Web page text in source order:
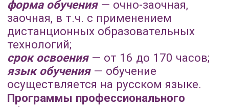
Информация об обучении
Дополнительные
общеобразовательные
общеразвивающие программы:
Форма обучения – очно- заочная, в
т.ч. с применением дистанционных
образовательных технологий;
срок освоения— от 16 часов
язык обучения— обучение
осуществляется на русском языке.